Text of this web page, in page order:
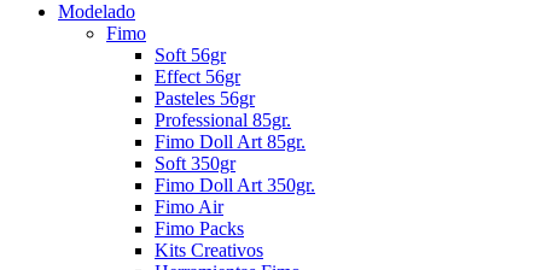
Modelado
Fimo
Soft 56gr
Effect 56gr
Pasteles 56gr
Professional 85gr.
Fimo Doll Art 85gr.
Soft 350gr
Fimo Doll Art 350gr.
Fimo Air
Fimo Packs
Kits Creativos